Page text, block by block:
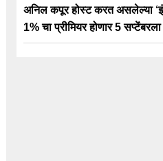
अनिल कपूर होस्ट करत असलेल्या
1% चा प्रीमियर होणार 5 सप्टेंबरला